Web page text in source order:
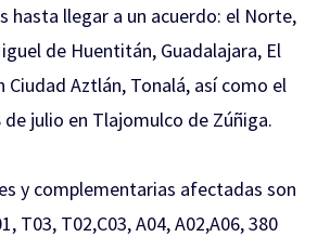
hasta llegar a un acuerdo: el Norte,
de Huentitán, Guadalajara, El
Ciudad Aztlán, Tonalá, así como el
julio en Tlajomulco de Zúñiga.
y complementarias afectadas son
T03, T02,C03, A04, A02,A06, 380